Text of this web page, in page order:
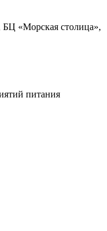
БЦ «Морская столица»,
питания